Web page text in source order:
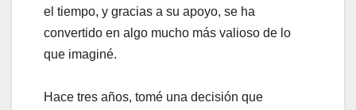
el tiempo, y gracias a su apoyo, se ha
convertido en algo mucho más valioso de lo
que imaginé.
Hace tres años, tomé una decisión que